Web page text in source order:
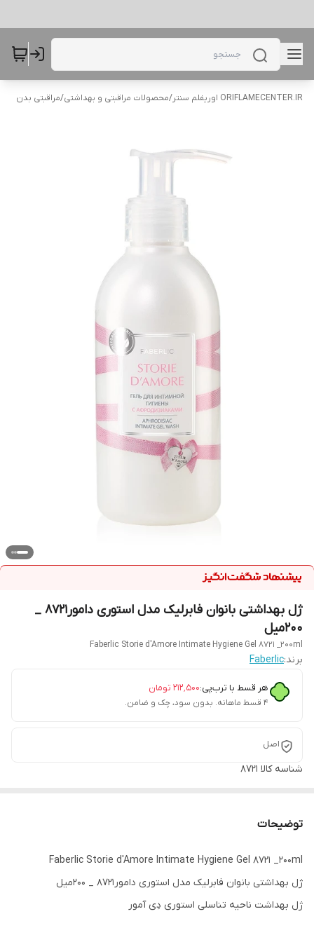
ORIFLAMECENTER.IR اوریفلم سنتر /محصولات مراقبتی و بهداشتی/مراقبتی بدن
ژل بهداشتی بانوان فابرلیک مدل استوری دامور8721 _
200میل
Faberlic Storie d'Amore Intimate Hygiene Gel 8721 _200ml
برند:Faberlic
هر قسط با ترب‌پی:۲۱۲٬۵۰۰ تومان
۴ قسط ماهانه. بدون سود، چک و ضامن.
اصل
شناسه کالا 8721
توضیحات
Faberlic Storie d'Amore Intimate Hygiene Gel 8721 _200ml
ژل بهداشتی بانوان فابرلیک مدل استوری دامور8721 _ 200میل
ژل بهداشت ناحیه تناسلی استوری دِی آمور